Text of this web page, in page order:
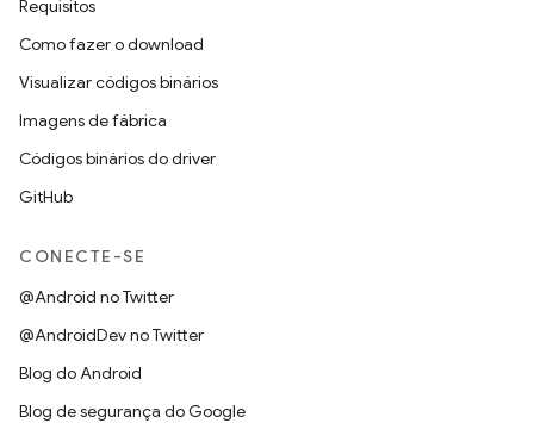
Requisitos
Como fazer o download
Visualizar códigos binários
Imagens de fábrica
Códigos binários do driver
GitHub
CONECTE-SE
@Android no Twitter
@AndroidDev no Twitter
Blog do Android
Blog de segurança do Google